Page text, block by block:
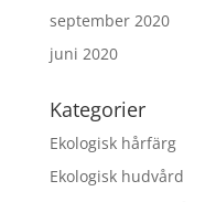
september 2020
juni 2020
Kategorier
Ekologisk hårfärg
Ekologisk hudvård